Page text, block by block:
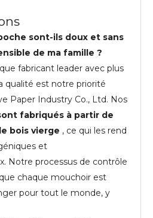
sont-ils doux et sans
de ma famille ?
fabricant leader avec plus
qualité est notre priorité
Paper Industry Co., Ltd. Nos
fabriqués à partir de
bois vierge , ce qui les rend
et
Notre processus de contrôle
chaque mouchoir est
pour tout le monde, y